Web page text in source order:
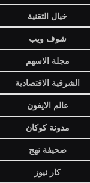
خيال التقنية
شوف ويب
مجلة الاسهم
الشرقية الاقتصادية
عالم الايفون
مدونة كوكان
صحيفة نهج
كار نيوز